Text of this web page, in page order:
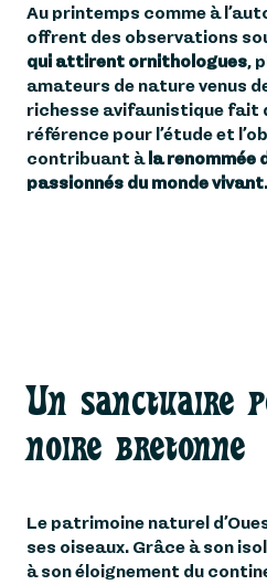
Au printemps comme à
offrent des observations
qui attirent ornithologues,
amateurs de nature venus
richesse avifaunistique fait
référence pour l’étude et
contribuant à la renommée
passionnés du monde vivant.
Un sanctuaire
noire bretonne
Le patrimoine naturel
ses oiseaux. Grâce à son
à son éloignement du